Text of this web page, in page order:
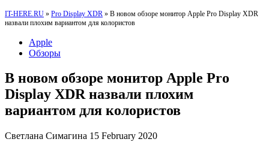
IT-HERE.RU » Pro Display XDR » В новом обзоре монитор Apple Pro Display XDR
назвали плохим вариантом для колористов
Apple
Обзоры
В новом обзоре монитор Apple Pro
Display XDR назвали плохим
вариантом для колористов
Светлана Симагина 15 February 2020